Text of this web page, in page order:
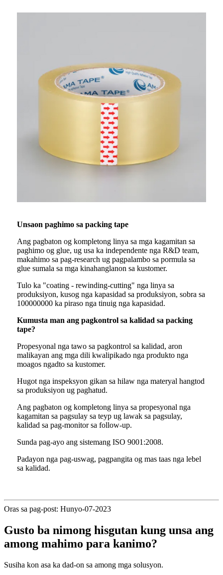
Unsaon paghimo sa packing tape
Ang pagbaton og kompletong linya sa mga kagamitan sa
paghimo og glue, ug usa ka independente nga R&D team,
makahimo sa pag-research ug pagpalambo sa pormula sa
glue sumala sa mga kinahanglanon sa kustomer.
Tulo ka "coating - rewinding-cutting" nga linya sa
produksiyon, kusog nga kapasidad sa produksiyon, sobra sa
100000000 ka piraso nga tinuig nga kapasidad.
Kumusta man ang pagkontrol sa kalidad sa packing
tape?
Propesyonal nga tawo sa pagkontrol sa kalidad, aron
malikayan ang mga dili kwalipikado nga produkto nga
moagos ngadto sa kustomer.
Hugot nga inspeksyon gikan sa hilaw nga materyal hangtod
sa produksiyon ug paghatud.
Ang pagbaton og kompletong linya sa propesyonal nga
kagamitan sa pagsulay sa teyp ug lawak sa pagsulay,
kalidad sa pag-monitor sa follow-up.
Sunda pag-ayo ang sistemang ISO 9001:2008.
Padayon nga pag-uswag, pagpangita og mas taas nga lebel
sa kalidad.
Oras sa pag-post: Hunyo-07-2023
Gusto ba nimong hisgutan kung unsa ang
among mahimo para kanimo?
Susiha kon asa ka dad-on sa among mga solusyon.